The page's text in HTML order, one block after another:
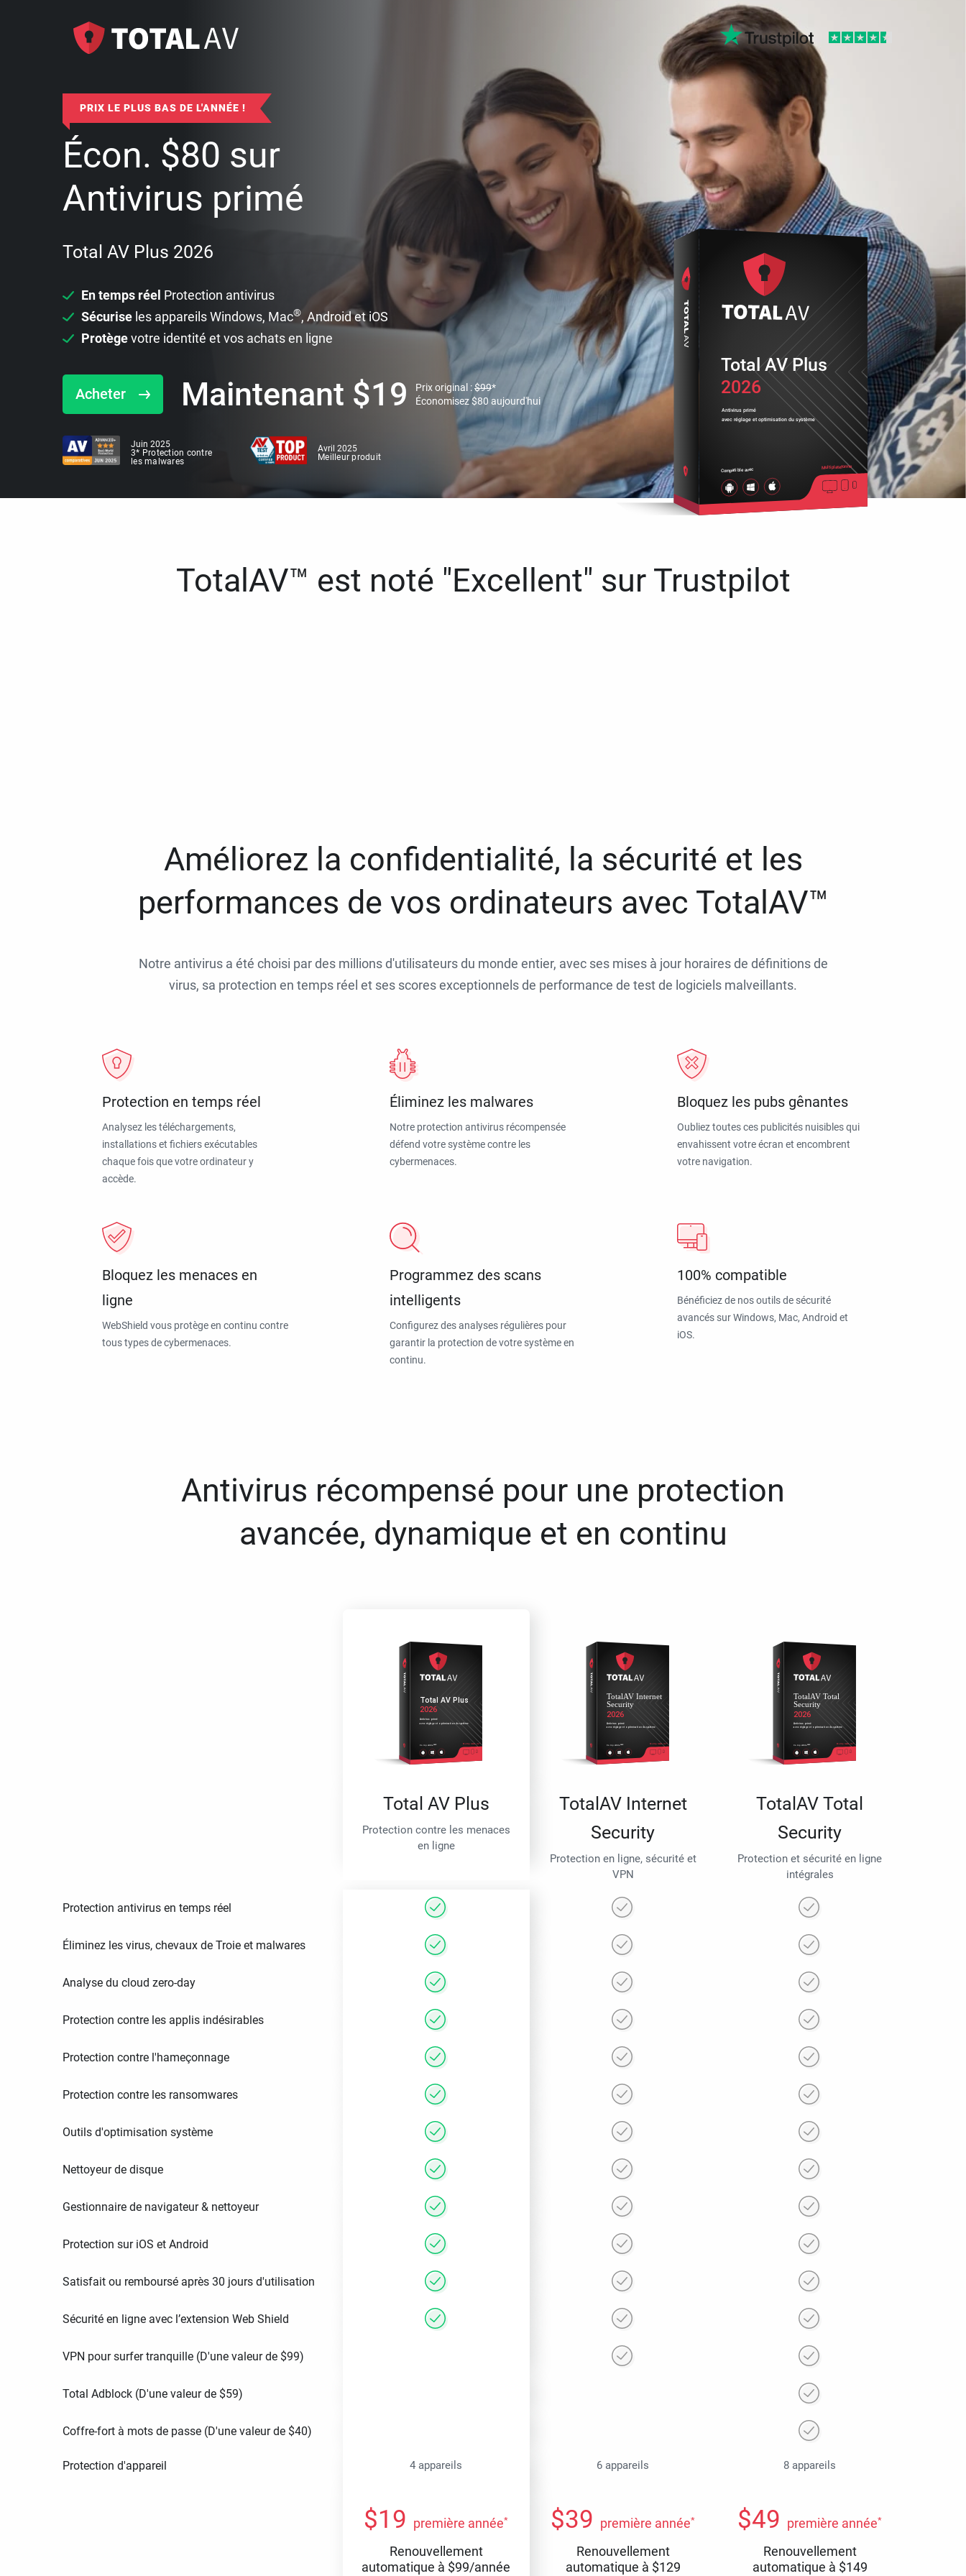
PRIX LE PLUS BAS DE L'ANNÉE !
Écon. $80 sur
Antivirus primé
Total AV Plus 2026
En temps réel Protection antivirus
Sécurise les appareils Windows, Mac®, Android et iOS
Protègevotre identité et vos achats en ligne
Acheter Maintenant $19 Prix original :$99*
Économisez$80 aujourd'hui
Juin 2025
3* Protection contre
les malwares
Avril 2025
Meilleur produit
2026
Antivirus primé
avec réglage et optimisation du système
Compatible avec Multiplateforme
Total AV Plus
TotalAV™ est noté "Excellent" sur Trustpilot
Améliorez la confidentialité, la sécurité et les
performances de vos ordinateurs avec TotalAV™
Notre antivirus a été choisi par des millions d'utilisateurs du monde entier, avec ses mises à jour horaires de définitions de
virus, sa protection en temps réel et ses scores exceptionnels de performance de test de logiciels malveillants.
Protection en temps réel
Analysez les téléchargements,
installations et fichiers exécutables
chaque fois que votre ordinateur y
accède.
Éliminez les malwares
Notre protection antivirus récompensée
défend votre système contre les
cybermenaces.
Bloquez les pubs gênantes
Oubliez toutes ces publicités nuisibles qui
envahissent votre écran et encombrent
votre navigation.
Bloquez les menaces en
ligne
WebShield vous protège en continu contre
tous types de cybermenaces.
Programmez des scans
intelligents
Configurez des analyses régulières pour
garantir la protection de votre système en
continu.
100% compatible
Bénéficiez de nos outils de sécurité
avancés sur Windows, Mac, Android et
iOS.
Antivirus récompensé pour une protection
avancée, dynamique et en continu
Total AV Plus
Protection contre les menaces
en ligne
TotalAV Internet
Security
Protection en ligne, sécurité et
VPN
TotalAV Total
Security
Protection et sécurité en ligne
intégrales
Protection antivirus en temps réel
Éliminez les virus, chevaux de Troie et malwares
Analyse du cloud zero-day
Protection contre les applis indésirables
Protection contre l'hameçonnage
Protection contre les ransomwares
Outils d'optimisation système
Nettoyeur de disque
Gestionnaire de navigateur & nettoyeur
Protection sur iOS et Android
Satisfait ou remboursé après 30 jours d'utilisation
Sécurité en ligne avec l’extension Web Shield
VPN pour surfer tranquille (D'une valeur de $99)
Total Adblock (D'une valeur de $59)
Coffre-fort à mots de passe (D'une valeur de $40)
Protection d'appareil 4 appareils 6 appareils 8 appareils
$19 première année*
Renouvellement
automatique à $99/année
$39 première année*
Renouvellement
automatique à $129
$49 première année*
Renouvellement
automatique à $149